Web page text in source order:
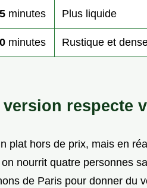
minutes Plus liquide
minutes Rustique et
respecte
plat hors de prix, mais en
nourrit quatre personnes
de Paris pour donner du